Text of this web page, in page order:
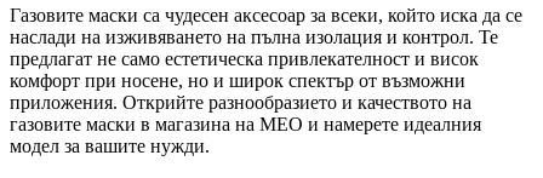
Газовите маски са чудесен аксесоар за всеки, който иска да се
наслади на изживяването на пълна изолация и контрол. Те
предлагат не само естетическа привлекателност и висок
комфорт при носене, но и широк спектър от възможни
приложения. Открийте разнообразието и качеството на
газовите маски в магазина на MEO и намерете идеалния
модел за вашите нужди.